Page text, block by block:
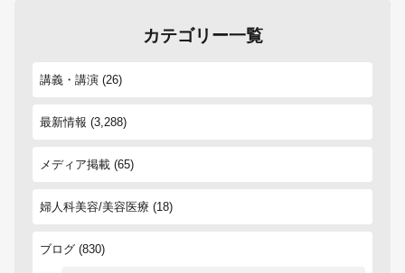
カテゴリー一覧
講義・講演 (26)
最新情報 (3,288)
メディア掲載 (65)
婦人科美容/美容医療 (18)
ブログ (830)